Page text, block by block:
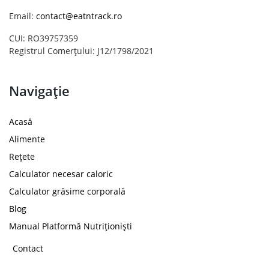
Email: contact@eatntrack.ro
CUI: RO39757359
Registrul Comerțului: J12/1798/2021
Navigație
Acasă
Alimente
Rețete
Calculator necesar caloric
Calculator grăsime corporală
Blog
Manual Platformă Nutriționiști
Contact